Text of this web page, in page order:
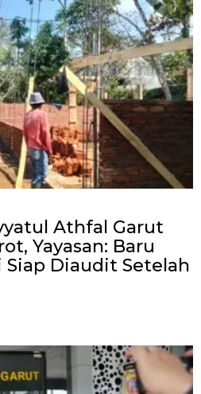
Athfal Garut
Yayasan: Baru
Diaudit Setelah